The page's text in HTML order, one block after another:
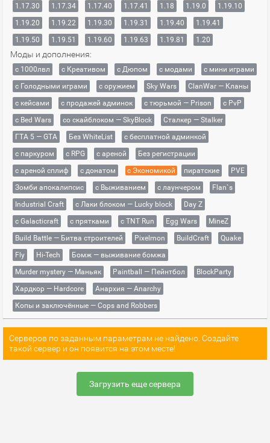
1.17.30
1.17.34 1.17.40 1.17.41 1.18 1.19.0
1.19.10
1.19.20
1.19.22 1.19.30 1.19.31 1.19.40
1.19.41
1.19.50
1.19.51 1.19.60 1.19.63 1.19.81 1.20
Моды и дополнения:
с 1000лвл c Креативом с Дюпом с модами
с мини играми
с Голодными играми
с оружием Sky Wars
ClanWar — Кланы
с кейсами
с продажей админок с тюрьмой — Prison
с PvP
с Bed Wars
со скайблоком — SkyBlock
Сталкер — Stalker
ГТА 5 — GTA
Без WhiteList
с бесплатной админкой
с паркуром
с RPG с ареной
Без регистрации
с ареной сплиф
с донатом с Экономикой пиратские
PVE
Зомби апокалипсис
с Выживанием с лаунчером
Flan`s
Industrial Craft
с Лаки блоком — Lucky block
Day Z
с Galacticraft
с прятками с TNT Run Egg Wars
MineZ
Build Battle — Битва строителей
Pixelmon BuildCraft
Quake
Fly
Hi-Tech
Бомж — выживание бомжа
Murder mystery — Маньяк
Paintball — Пейнтбол
BlockParty
Хардкор — Hardcore
Анархия — Anarchy
Копы и заключённые — Cops and Robbers
Серверов по заданным параметрам не найдено. Создайте
такой сервер и он появится на этом месте!
Загрузить еще сервера